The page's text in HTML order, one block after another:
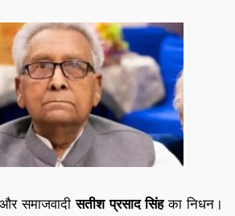
और समाजवादीसतीश प्रसाद सिंहका निधन।